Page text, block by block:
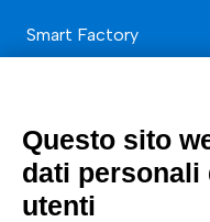
Smart Factory
Soluzioni AI
Compliance
Questo sito
dati
utenti